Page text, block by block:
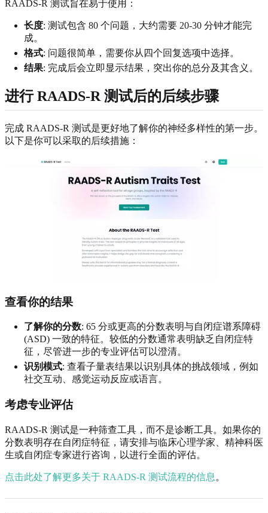
RAADS-R 测试旨在易于使用：
长度: 测试包含 80 个问题，大约需要 20-30 分钟才能完
成。
格式: 问题很简单，需要你从四个回复选项中选择。
结果: 完成后会立即显示结果，突出你的总分及其含义。
进行 RAADS-R 测试后的后续步骤
完成 RAADS-R 测试是更好地了解你的神经多样性的第一步。
以下是你可以采取的后续措施：
查看你的结果
了解你的分数: 65 分或更高的分数表明与自闭症谱系障碍
(ASD) 一致的特征。较低的分数通常表明缺乏自闭症特
征，尽管进一步的专业评估可以澄清。
识别模式: 查看子量表结果以识别具体的挑战领域，例如
社交互动、感觉运动反应或语言。
考虑专业评估
RAADS-R 测试是一种筛查工具，而不是诊断工具。如果你的
分数表明存在自闭症特征，请安排与临床心理学家、精神科医
生或自闭症专家进行咨询，以进行全面的评估。
点击此处了解更多关于 RAADS-R 测试流程的信息 。